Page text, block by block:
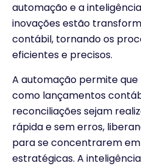
automação e a
inovações estão
contábil, tornando os
eficientes e precisos.
A automação permite
como lançamentos
reconciliações sejam
rápida e sem erros,
para se concentrarem
estratégicas. A